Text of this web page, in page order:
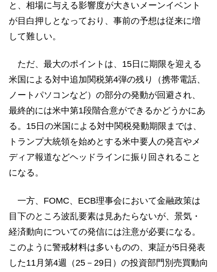
と、相場に与える影響度が大きいメーンイベント
が目白押しとなっており、事前の予想は従来に増
して難しい。
ただ、最大のポイントは、15日に期限を迎える
米国による対中追加関税第4弾の残り（携帯電話、
ノートパソコンなど）の部分の発動が回避され、
最終的には米中第1段階合意ができるかどうかにあ
る。15日の米国による対中関税発動期限までは、
トランプ大統領を始めとする米中要人の発言やメ
ディア報道などヘッドラインに振り回されること
になる。
一方、FOMC、ECB理事会において金融政策は
目下のところ波乱要素は見あたらないが、景気・
経済動向についての発信には注意が必要になる。
このように警戒材料は多いものの、東証が5日発表
した11月第4週（25－29日）の投資部門別売買動向